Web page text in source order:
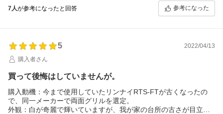
7人が参考になったと回答 参考になった
5
2022/04/13
購入者さん
買って後悔はしていませんが。
購入動機：今まで使用していたリンナイRTS-FTが古くなったの
で、同一メーカーで両面グリルを選定。
外観：白が奇麗で輝いていますが、我が家の台所の古さが目立ち